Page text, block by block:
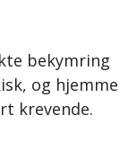
bekymring
og hjemme
krevende.